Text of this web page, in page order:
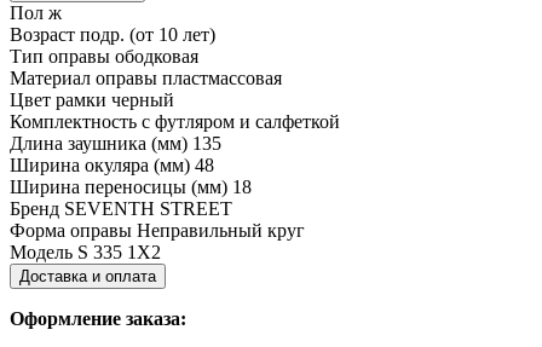
Пол ж
Возраст подр. (от 10 лет)
Тип оправы ободковая
Материал оправы пластмассовая
Цвет рамки черный
Комплектность с футляром и салфеткой
Длина заушника (мм) 135
Ширина окуляра (мм) 48
Ширина переносицы (мм) 18
Бренд SEVENTH STREET
Форма оправы Неправильный круг
Модель S 335 1X2
Доставка и оплата
Оформление заказа: